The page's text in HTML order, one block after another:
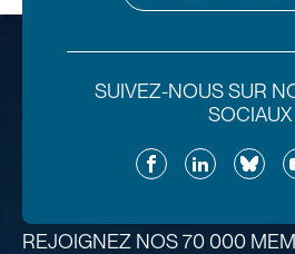
SUIVEZ-NOUS SUR
SOCIAUX
FacebookLinkedInBluesky
REJOIGNEZ NOS 70 000